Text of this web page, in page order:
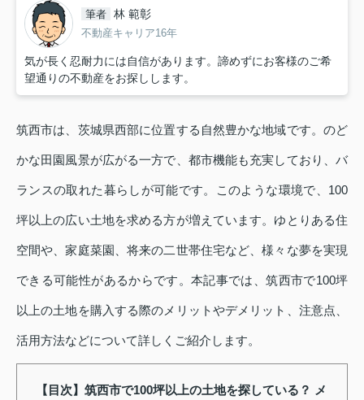
筆者 林 範彰
不動産キャリア16年
気が長く忍耐力には自信があります。諦めずにお客様のご希
望通りの不動産をお探しします。
筑西市は、茨城県西部に位置する自然豊かな地域です。のど
かな田園風景が広がる一方で、都市機能も充実しており、バ
ランスの取れた暮らしが可能です。このような環境で、100
坪以上の広い土地を求める方が増えています。ゆとりある住
空間や、家庭菜園、将来の二世帯住宅など、様々な夢を実現
できる可能性があるからです。本記事では、筑西市で100坪
以上の土地を購入する際のメリットやデメリット、注意点、
活用方法などについて詳しくご紹介します。
【目次】筑西市で100坪以上の土地を探している？ メ